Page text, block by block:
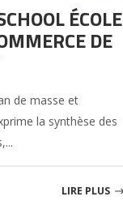
ÉCOLE
DE
de masse et
la synthèse des
LIRE PLUS